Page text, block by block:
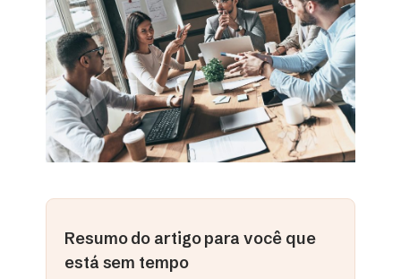
Resumo do artigo para você que
está sem tempo